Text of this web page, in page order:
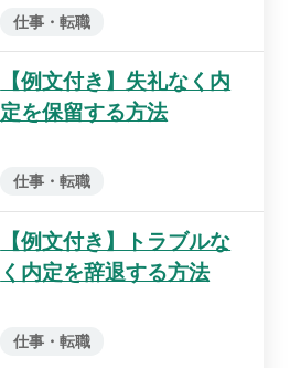
仕事・転職
【例文付き】失礼なく内
定を保留する方法
仕事・転職
【例文付き】トラブルな
く内定を辞退する方法
仕事・転職